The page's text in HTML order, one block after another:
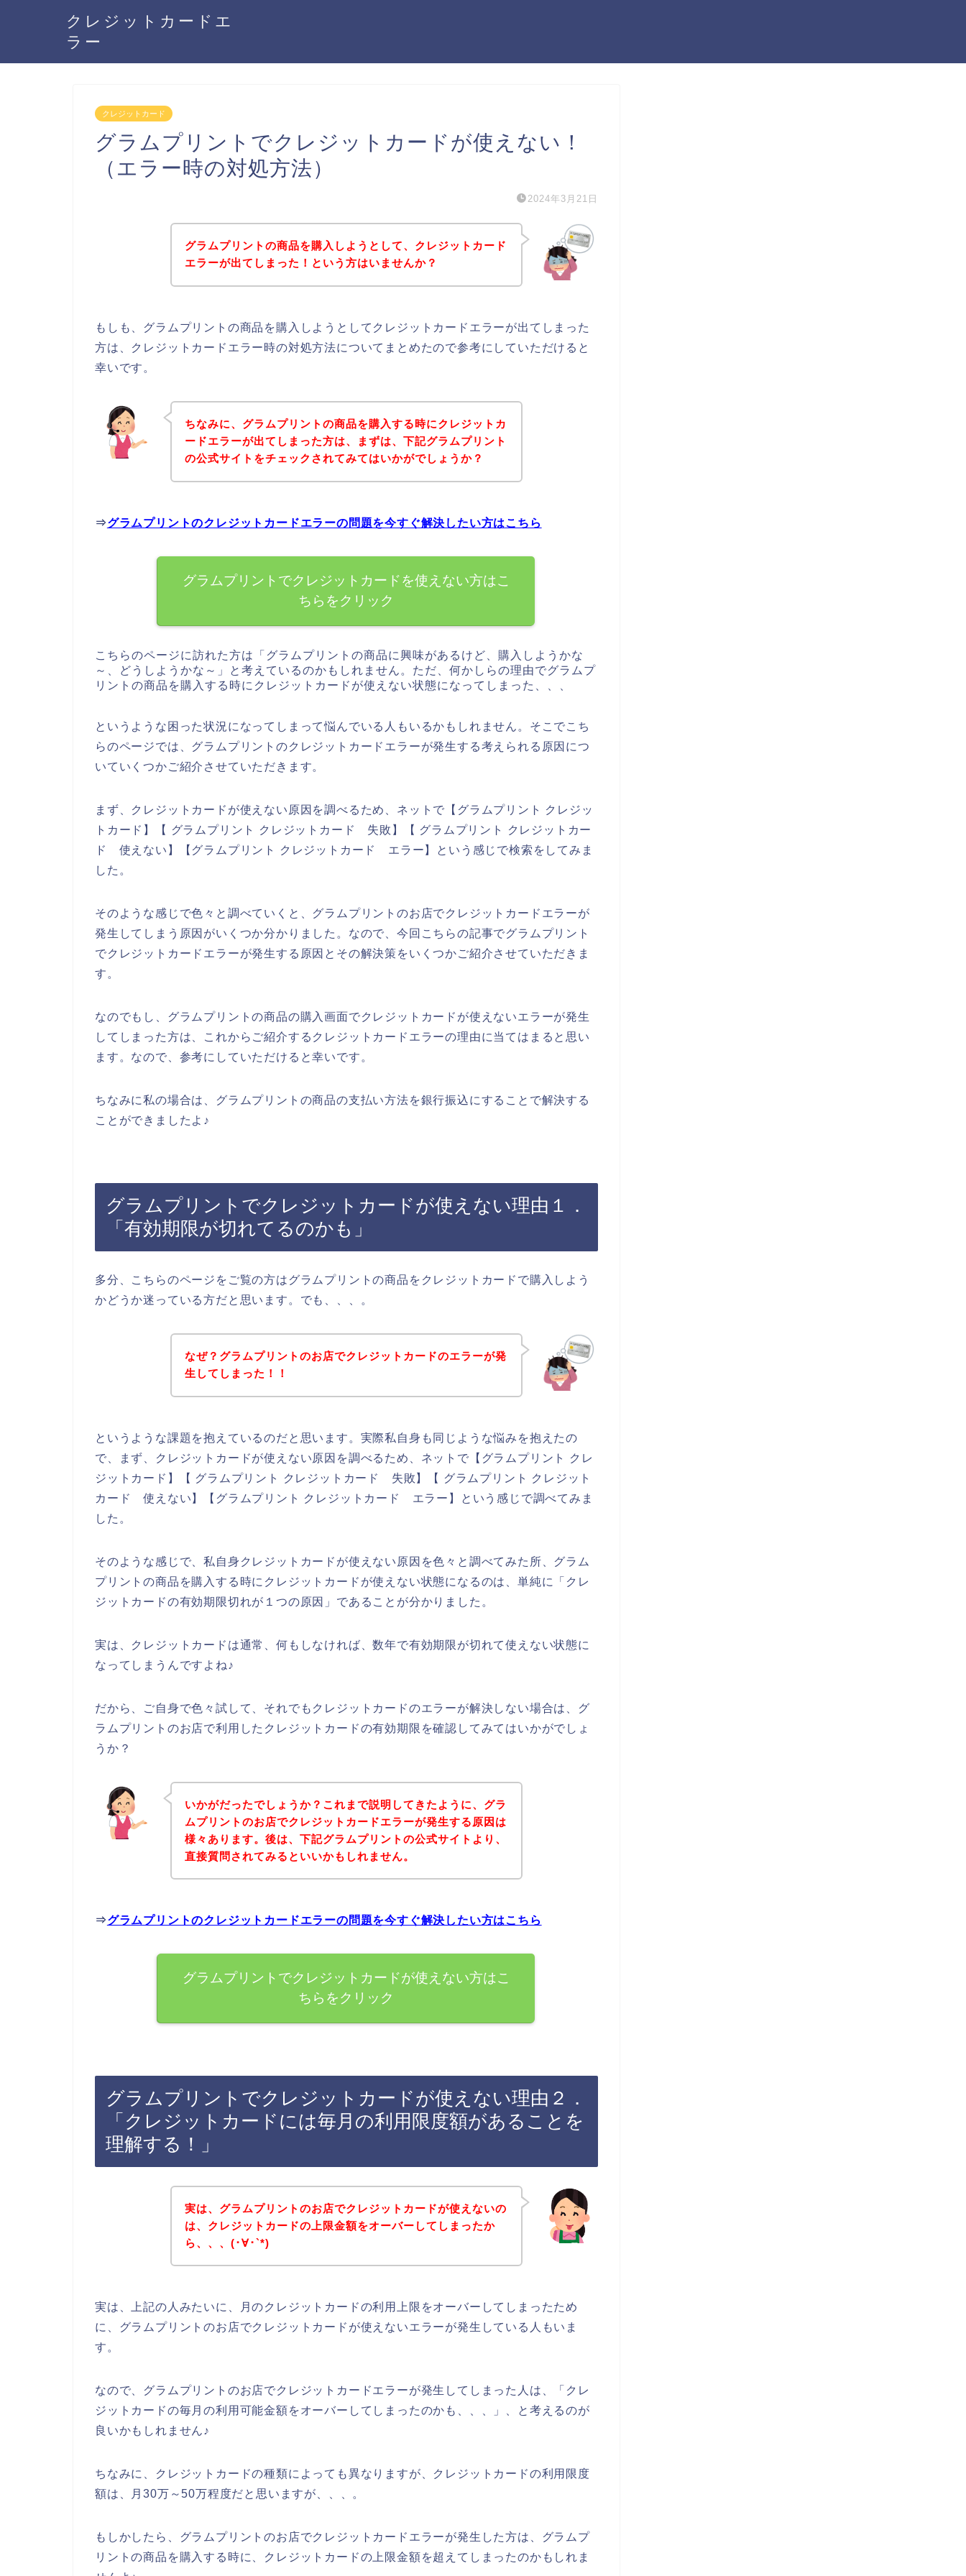
クレジットカードエ
ラー
クレジットカード
グラムプリントでクレジットカードが使えない！
（エラー時の対処方法）
2024年3月21日
グラムプリントの商品を購入しようとして、クレジットカード
エラーが出てしまった！という方はいませんか？
もしも、グラムプリントの商品を購入しようとしてクレジットカードエラーが出てしまった
方は、クレジットカードエラー時の対処方法についてまとめたので参考にしていただけると
幸いです。
ちなみに、グラムプリントの商品を購入する時にクレジットカ
ードエラーが出てしまった方は、まずは、下記グラムプリント
の公式サイトをチェックされてみてはいかがでしょうか？
⇒グラムプリントのクレジットカードエラーの問題を今すぐ解決したい方はこちら
グラムプリントでクレジットカードを使えない方はこ
ちらをクリック
こちらのページに訪れた方は「グラムプリントの商品に興味があるけど、購入しようかな
～、どうしようかな～」と考えているのかもしれません。ただ、何かしらの理由でグラムプ
リントの商品を購入する時にクレジットカードが使えない状態になってしまった、、、
というような困った状況になってしまって悩んでいる人もいるかもしれません。そこでこち
らのページでは、グラムプリントのクレジットカードエラーが発生する考えられる原因につ
いていくつかご紹介させていただきます。
まず、クレジットカードが使えない原因を調べるため、ネットで【グラムプリント クレジッ
トカード】【 グラムプリント クレジットカード 失敗】【 グラムプリント クレジットカー
ド 使えない】【グラムプリント クレジットカード エラー】という感じで検索をしてみま
した。
そのような感じで色々と調べていくと、グラムプリントのお店でクレジットカードエラーが
発生してしまう原因がいくつか分かりました。なので、今回こちらの記事でグラムプリント
でクレジットカードエラーが発生する原因とその解決策をいくつかご紹介させていただきま
す。
なのでもし、グラムプリントの商品の購入画面でクレジットカードが使えないエラーが発生
してしまった方は、これからご紹介するクレジットカードエラーの理由に当てはまると思い
ます。なので、参考にしていただけると幸いです。
ちなみに私の場合は、グラムプリントの商品の支払い方法を銀行振込にすることで解決する
ことができましたよ♪
グラムプリントでクレジットカードが使えない理由１．
「有効期限が切れてるのかも」
多分、こちらのページをご覧の方はグラムプリントの商品をクレジットカードで購入しよう
かどうか迷っている方だと思います。でも、、、。
なぜ？グラムプリントのお店でクレジットカードのエラーが発
生してしまった！！
というような課題を抱えているのだと思います。実際私自身も同じような悩みを抱えたの
で、まず、クレジットカードが使えない原因を調べるため、ネットで【グラムプリント クレ
ジットカード】【 グラムプリント クレジットカード 失敗】【 グラムプリント クレジット
カード 使えない】【グラムプリント クレジットカード エラー】という感じで調べてみま
した。
そのような感じで、私自身クレジットカードが使えない原因を色々と調べてみた所、グラム
プリントの商品を購入する時にクレジットカードが使えない状態になるのは、単純に「クレ
ジットカードの有効期限切れが１つの原因」であることが分かりました。
実は、クレジットカードは通常、何もしなければ、数年で有効期限が切れて使えない状態に
なってしまうんですよね♪
だから、ご自身で色々試して、それでもクレジットカードのエラーが解決しない場合は、グ
ラムプリントのお店で利用したクレジットカードの有効期限を確認してみてはいかがでしょ
うか？
いかがだったでしょうか？これまで説明してきたように、グラ
ムプリントのお店でクレジットカードエラーが発生する原因は
様々あります。後は、下記グラムプリントの公式サイトより、
直接質問されてみるといいかもしれません。
⇒グラムプリントのクレジットカードエラーの問題を今すぐ解決したい方はこちら
グラムプリントでクレジットカードが使えない方はこ
ちらをクリック
グラムプリントでクレジットカードが使えない理由２．
「クレジットカードには毎月の利用限度額があることを
理解する！」
実は、グラムプリントのお店でクレジットカードが使えないの
は、クレジットカードの上限金額をオーバーしてしまったか
ら、、、(･∀･`*)
実は、上記の人みたいに、月のクレジットカードの利用上限をオーバーしてしまったため
に、グラムプリントのお店でクレジットカードが使えないエラーが発生している人もいま
す。
なので、グラムプリントのお店でクレジットカードエラーが発生してしまった人は、「クレ
ジットカードの毎月の利用可能金額をオーバーしてしまったのかも、、、」、と考えるのが
良いかもしれません♪
ちなみに、クレジットカードの種類によっても異なりますが、クレジットカードの利用限度
額は、月30万～50万程度だと思いますが、、、。
もしかしたら、グラムプリントのお店でクレジットカードエラーが発生した方は、グラムプ
リントの商品を購入する時に、クレジットカードの上限金額を超えてしまったのかもしれま